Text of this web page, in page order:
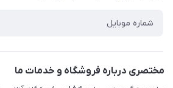
پرسش های متداول
مختصری درباره فروشگاه و خدمات ما